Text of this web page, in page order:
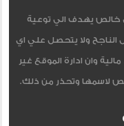
خالص يهدف الي توعية
الناجح ولا يتحصل علي اي
وان ادارة الموقع غير
لاسمها وتحذر من ذلك.